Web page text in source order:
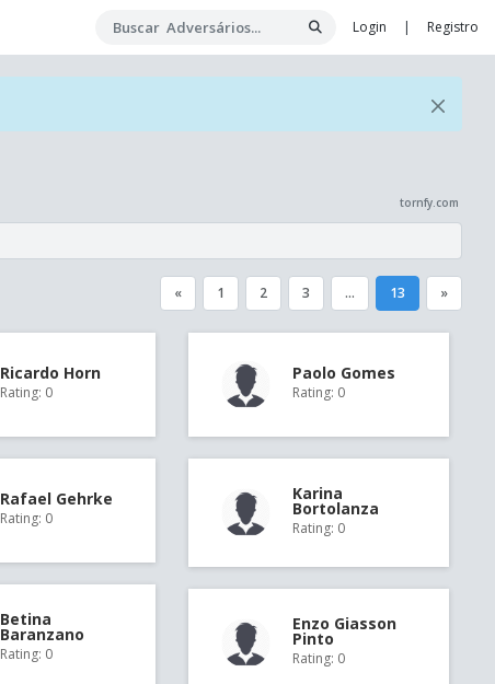
Login | Registro
tornfy.com
« 1 2 3 ... 13 »
Ricardo Horn
Rating: 0
Paolo Gomes
Rating: 0
Rafael Gehrke
Rating: 0
Karina
Bortolanza
Rating: 0
Betina
Baranzano
Rating: 0
Enzo Giasson
Pinto
Rating: 0